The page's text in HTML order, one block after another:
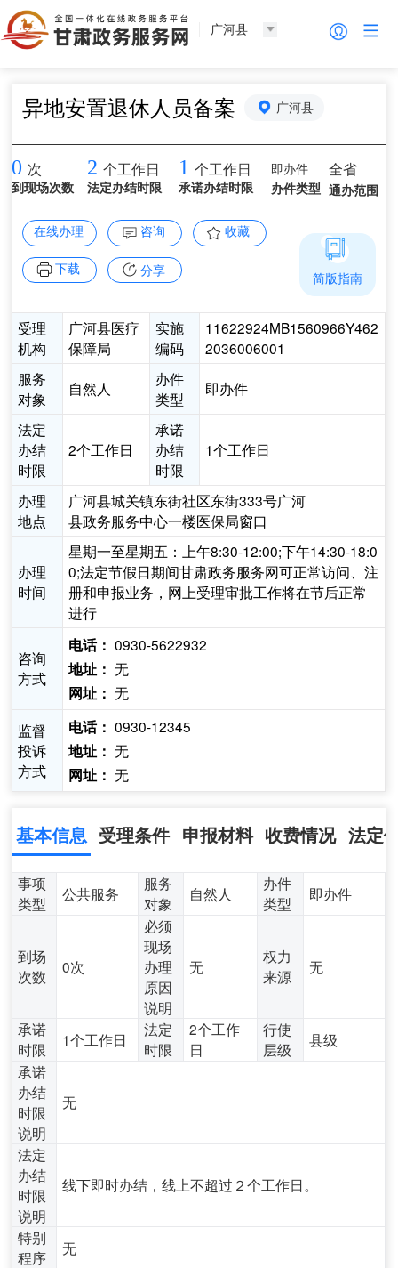
广河县
异地安置退休人员备案 广河县
0 次
到现场次数
2 个工作日
法定办结时限
1 个工作日
承诺办结时限
即办件
办件类型
全省
通办范围
在线办理 咨询 收藏
下载 分享
受理
机构
广河县医疗
保障局
实施
编码
11622924MB1560966Y462
2036006001
服务
对象
自然人
办件
类型
即办件
法定
办结
时限
2个工作日
承诺
办结
时限
1个工作日
办理
地点
广河县城关镇东街社区东街333号广河
县政务服务中心一楼医保局窗口
办理
时间
星期一至星期五：上午8:30-12:00;下午14:30-18:0
0;法定节假日期间甘肃政务服务网可正常访问、注
册和申报业务，网上受理审批工作将在节后正常
进行
咨询
方式
电话： 0930-5622932
地址： 无
网址： 无
监督
投诉
方式
电话： 0930-12345
地址： 无
网址： 无
简版指南
基本信息 受理条件 申报材料 收费情况 法定
事项
类型
公共服务
服务
对象
自然人
办件
类型
即办件
到场
次数
0次
必须
现场
办理
原因
说明
无
权力
来源
无
承诺
时限
1个工作日
法定
时限
2个工作
日
行使
层级
县级
承诺
办结
时限
说明
无
法定
办结
时限
说明
线下即时办结，线上不超过２个工作日。
特别
程序
无